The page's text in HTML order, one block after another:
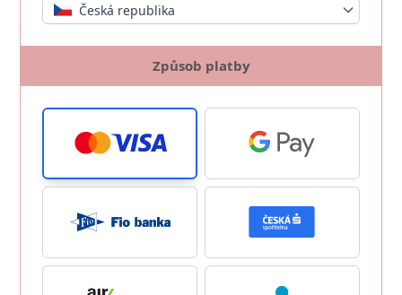
Česká republika
Způsob platby